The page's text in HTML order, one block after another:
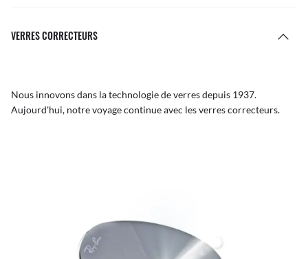
VERRES CORRECTEURS
Nous innovons dans la technologie de verres depuis 1937.
Aujourd'hui, notre voyage continue avec les verres correcteurs.